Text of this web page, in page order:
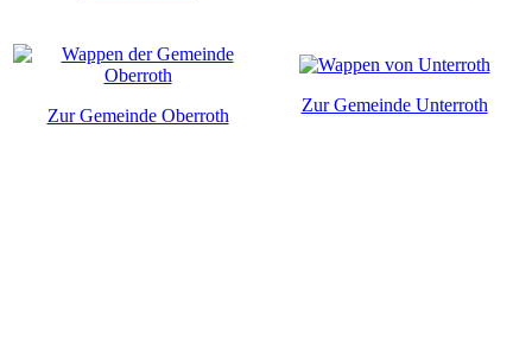
Zur Gemeinde Oberroth
Zur Gemeinde Unterroth